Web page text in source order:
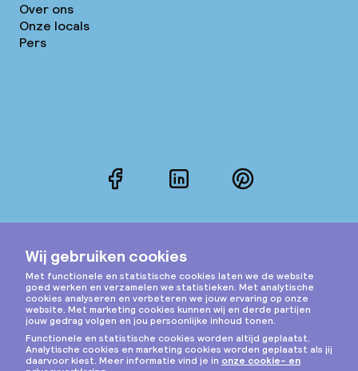
Over ons
Onze locals
Pers
FacebookLinkedInPinterest
Instagram